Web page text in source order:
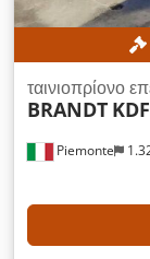
Piemonte
ταινιοπρίονο
BRANDT